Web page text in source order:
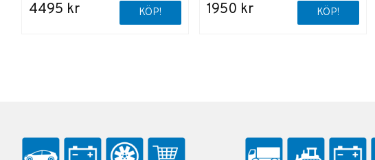
4495 kr KÖP! 1950 kr KÖP!